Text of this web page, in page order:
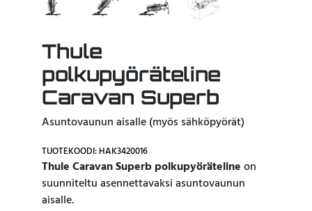
Thule
polkupyöräteline
Caravan Superb
Asuntovaunun aisalle (myös sähköpyörät)
TUOTEKOODI: HAK3420016
Thule Caravan Superb polkupyörätelineon
suunniteltu asennettavaksi asuntovaunun
aisalle.